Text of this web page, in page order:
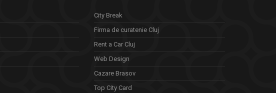
City Break
Firma de curatenie Cluj
Rent a Car Cluj
Web Design
Cazare Brasov
Top City Card